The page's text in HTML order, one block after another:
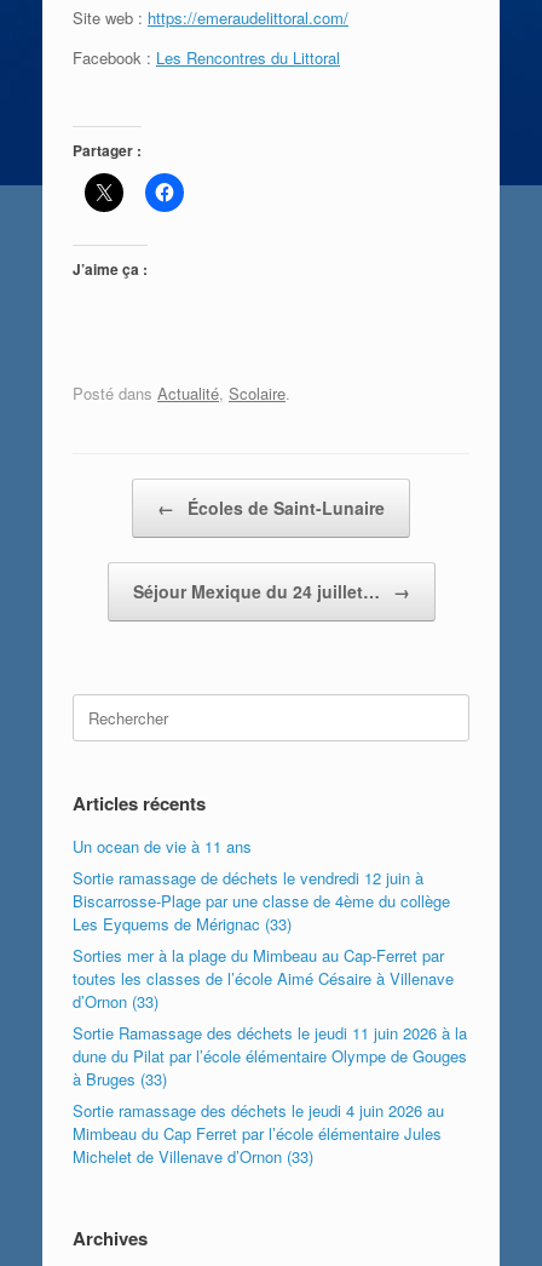
Site web : https://emeraudelittoral.com/
Facebook : Les Rencontres du Littoral
Partager :
J’aime ça :
Posté dans Actualité, Scolaire.
← Écoles de Saint-Lunaire
Séjour Mexique du 24 juillet… →
for:
Articles récents
Un ocean de vie à 11 ans
Sortie ramassage de déchets le vendredi 12 juin à
Biscarrosse-Plage par une classe de 4ème du collège
Les Eyquems de Mérignac (33)
Sorties mer à la plage du Mimbeau au Cap-Ferret par
toutes les classes de l’école Aimé Césaire à Villenave
d’Ornon (33)
Sortie Ramassage des déchets le jeudi 11 juin 2026 à la
dune du Pilat par l’école élémentaire Olympe de Gouges
à Bruges (33)
Sortie ramassage des déchets le jeudi 4 juin 2026 au
Mimbeau du Cap Ferret par l’école élémentaire Jules
Michelet de Villenave d’Ornon (33)
Archives